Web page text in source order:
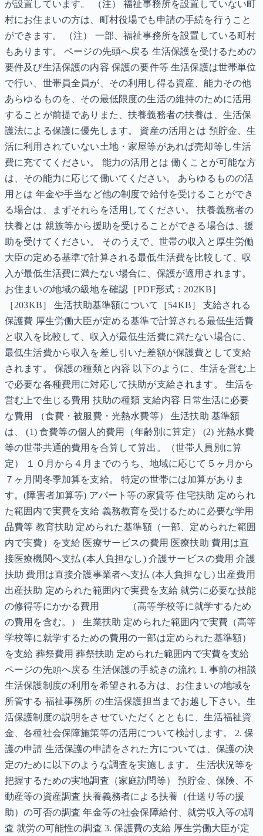
が設置しています。 （注） 福祉事務所を設置していない町
村にお住まいの方は、町村役場でも申請の手続を行うこと
ができます。 （注） 一部、福祉事務所を設置している町村
もあります。 ページの先頭へ戻る 生活保護を受けるための
要件及び生活保護の内容 保護の要件等 生活保護は世帯単位
で行い、世帯員全員が、その利用し得る資産、能力その他
あらゆるものを、その最低限度の生活の維持のために活用
することが前提でありまた、扶養義務者の扶養は、生活保
護法による保護に優先します。 資産の活用とは 預貯金、生
活に利用されていない土地・家屋等があれば売却等し生活
費に充ててください。 能力の活用とは 働くことが可能な方
は、その能力に応じて働いてください。 あらゆるものの活
用とは 年金や手当など他の制度で給付を受けることができ
る場合は、まずそれらを活用してください。 扶養義務者の
扶養とは 親族等から援助を受けることができる場合は、援
助を受けてください。 そのうえで、世帯の収入と厚生労働
大臣の定める基準で計算される最低生活費を比較して、収
入が最低生活費に満たない場合に、保護が適用されます。
お住まいの地域の級地を確認［PDF形式：202KB］
［203KB］ 生活扶助基準額について［54KB］ 支給される
保護費 厚生労働大臣が定める基準で計算される最低生活費
と収入を比較して、収入が最低生活費に満たない場合に、
最低生活費から収入を差し引いた差額が保護費として支給
されます。 保護の種類と内容 以下のように、生活を営む上
で必要な各種費用に対応して扶助が支給されます。 生活を
営む上で生じる費用 扶助の種類 支給内容 日常生活に必要
な費用 （食費・被服費・光熱水費等） 生活扶助 基準額
は、 (1) 食費等の個人的費用（年齢別に算定） (2) 光熱水費
等の世帯共通的費用を合算して算出。（世帯人員別に算
定） １０月から４月までのうち、地域に応じて５ヶ月から
７ヶ月間冬季加算を支給。 特定の世帯には加算がありま
す。(障害者加算等) アパート等の家賃等 住宅扶助 定められ
た範囲内で実費を支給 義務教育を受けるために必要な学用
品費等 教育扶助 定められた基準額（一部、定められた範囲
内で実費）を支給 医療サービスの費用 医療扶助 費用は直
接医療機関へ支払 (本人負担なし) 介護サービスの費用 介護
扶助 費用は直接介護事業者へ支払 (本人負担なし) 出産費用
出産扶助 定められた範囲内で実費を支給 就労に必要な技能
の修得等にかかる費用 （高等学校等に就学するため
の費用を含む。） 生業扶助 定められた範囲内で実費（高等
学校等に就学するための費用の一部は定められた基準額）
を支給 葬祭費用 葬祭扶助 定められた範囲内で実費を支給
ページの先頭へ戻る 生活保護の手続きの流れ 1. 事前の相談
生活保護制度の利用を希望される方は、お住まいの地域を
所管する 福祉事務所 の生活保護担当までお越し下さい。生
活保護制度の説明をさせていただくとともに、生活福祉資
金、各種社会保障施策等の活用について検討します。 2. 保
護の申請 生活保護の申請をされた方については、保護の決
定のために以下のような調査を実施します。 生活状況等を
把握するための実地調査（家庭訪問等） 預貯金、保険、不
動産等の資産調査 扶養義務者による扶養（仕送り等の援
助）の可否の調査 年金等の社会保障給付、就労収入等の調
査 就労の可能性の調査 3. 保護費の支給 厚生労働大臣が定